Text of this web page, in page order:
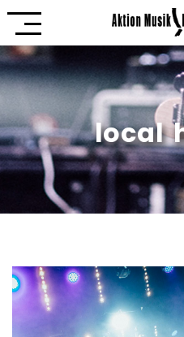
local